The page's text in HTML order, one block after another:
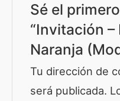
Sé el
“Invitación –
Naranja
Tu dirección de
será publicada.